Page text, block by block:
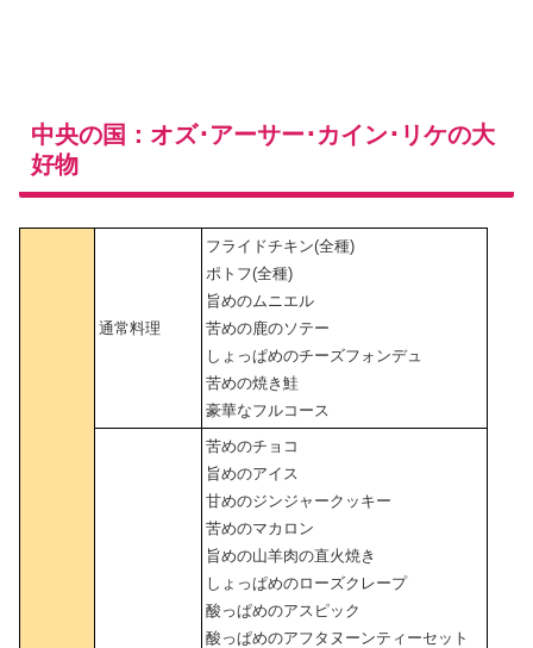
中央の国：オズ･アーサー･カイン･リケの大
好物
通常料理
フライドチキン(全種)
ポトフ(全種)
旨めのムニエル
苦めの鹿のソテー
しょっぱめのチーズフォンデュ
苦めの焼き鮭
豪華なフルコース
苦めのチョコ
旨めのアイス
甘めのジンジャークッキー
苦めのマカロン
旨めの山羊肉の直火焼き
しょっぱめのローズクレープ
酸っぱめのアスピック
酸っぱめのアフタヌーンティーセット